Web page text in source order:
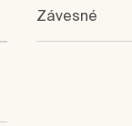
Závesné